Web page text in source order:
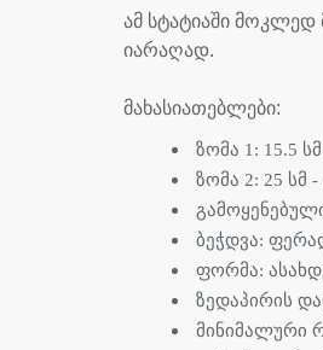
ამ სტატიაში
იარაღად.
მახასიათებლები:
ზომა 1: 15.5
ზომა 2: 25 სმ -
ბეჭდვა:
ფორმა:
ზედაპირის
მინიმალური